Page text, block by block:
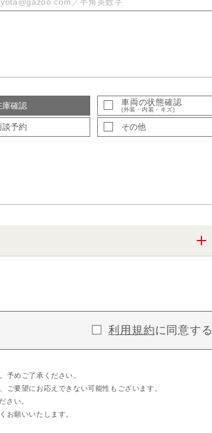
庫確認 車両の状態確認
(外装・内装・キズ)
談予約 その他
利用規約に同意する
予めご了承ください。
要望にお応えできない可能性もございます。
さい。
お願いいたします。